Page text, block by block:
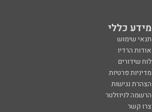
מידע כללי
תנאי שימוש
אודות הרדיו
לוח שידורים
מדיניות פרטיות
הצהרת נגישות
הרשמה לניוזלטר
צרו קשר